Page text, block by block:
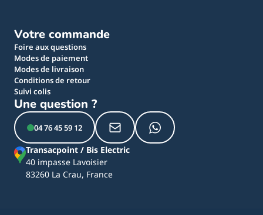
Votre commande
Foire aux questions
Modes de paiement
Modes de livraison
Conditions de retour
Suivi colis
Une question ?
04 76 45 59 12
Transacpoint / Bis Electric
40 impasse Lavoisier
83260 La Crau, France